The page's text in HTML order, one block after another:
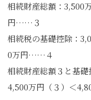
相続財産総額：3,500
円……３
相続税の基礎控除：
0万円……４
相続財産総額３と基
4,500万円（３）＜